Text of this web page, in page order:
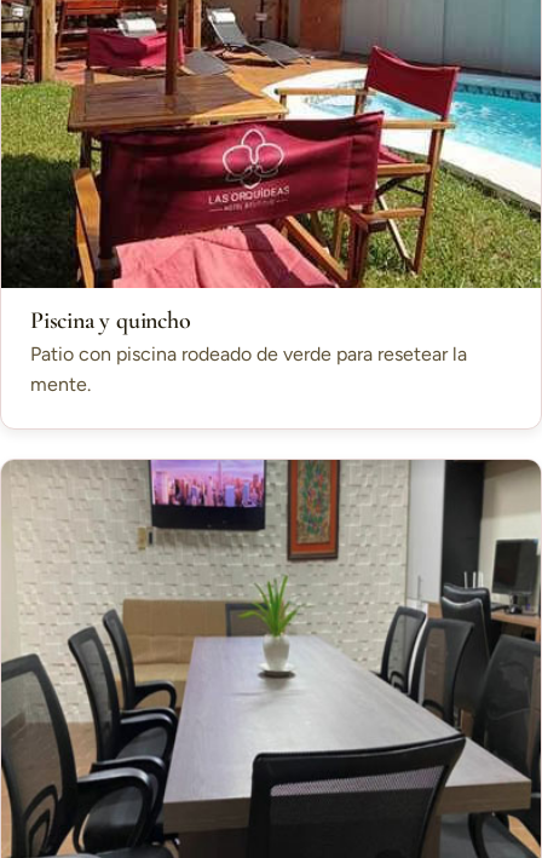
Piscina y quincho
Patio con piscina rodeado de verde para resetear la
mente.